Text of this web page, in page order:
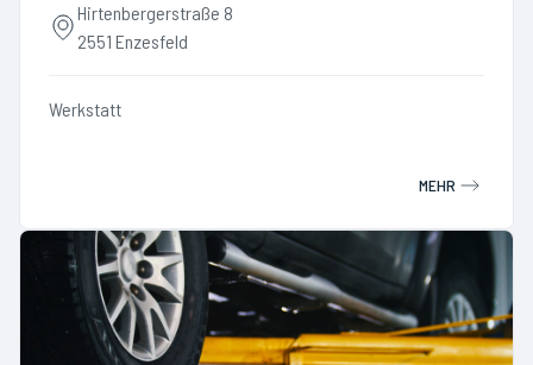
Hirtenbergerstraße 8
2551 Enzesfeld
Werkstatt
MEHR